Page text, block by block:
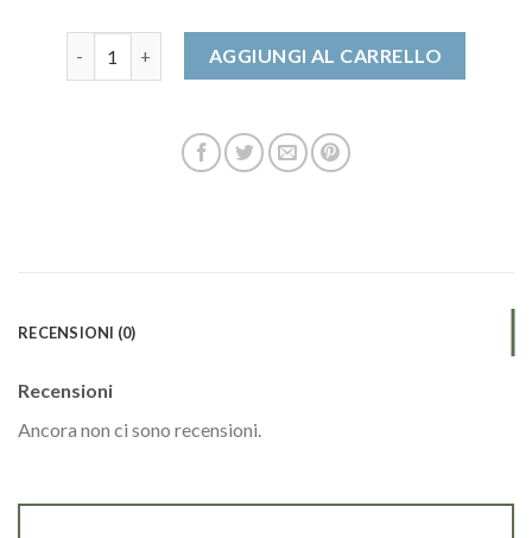
scarpe invernali uomo quantitàAGGIUNGI AL CARRELLO
RECENSIONI (0)
Recensioni
Ancora non ci sono recensioni.